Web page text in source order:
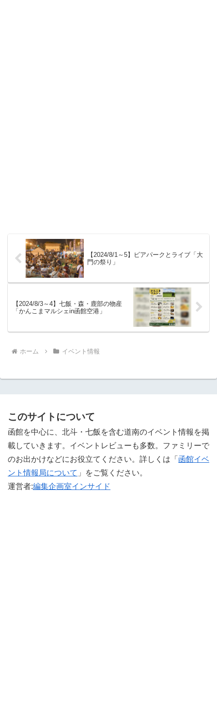
【2024/8/1～5】ビアパークとライブ「大
門の祭り」
【2024/8/3～4】七飯・森・鹿部の物産
「かんこまマルシェin函館空港」
ホーム イベント情報
このサイトについて
函館を中心に、北斗・七飯を含む道南のイベント情報を掲
載していきます。イベントレビューも多数。ファミリーで
のお出かけなどにお役立てください。詳しくは「 函館イベ
ント情報局について 」をご覧ください。 ‎
運営者:編集企画室インサイド